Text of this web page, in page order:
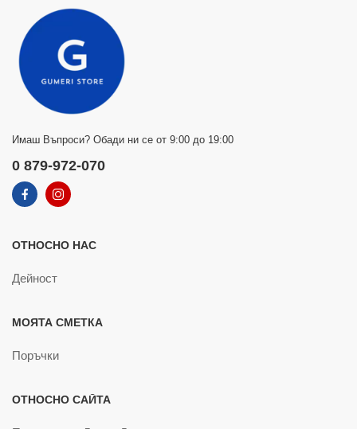
Имаш Въпроси? Обади ни се от 9:00 до 19:00
0 879-972-070
ОТНОСНО НАС
Дейност
МОЯТА СМЕТКА
Поръчки
ОТНОСНО САЙТА